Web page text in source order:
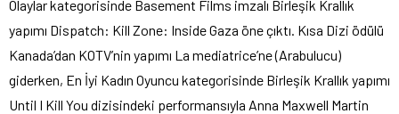
Olaylar kategorisinde Basement Films imzalı Birleşik Krallık
yapımı Dispatch: Kill Zone: Inside Gaza öne çıktı. Kısa Dizi ödülü
Kanada’dan KOTV’nin yapımı La mediatrice’ne (Arabulucu)
giderken, En İyi Kadın Oyuncu kategorisinde Birleşik Krallık yapımı
Until I Kill You dizisindeki performansıyla Anna Maxwell Martin